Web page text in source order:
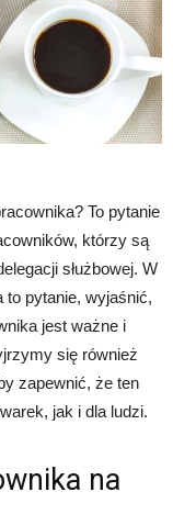
To pytanie
którzy są
służbowej. W
to pytanie, wyjaśnić,
jest ważne i
się również
zapewnić, że ten
jak i dla ludzi.
na